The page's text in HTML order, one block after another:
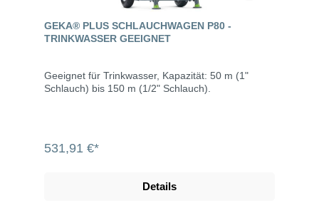
GEKA® PLUS SCHLAUCHWAGEN P80 -
TRINKWASSER GEEIGNET
Geeignet für Trinkwasser, Kapazität: 50 m (1"
Schlauch) bis 150 m (1/2" Schlauch).
531,91 €*
Details